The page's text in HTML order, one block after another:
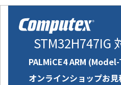
STM32H747IG
PALMiCE4 ARM
オンラインショップお